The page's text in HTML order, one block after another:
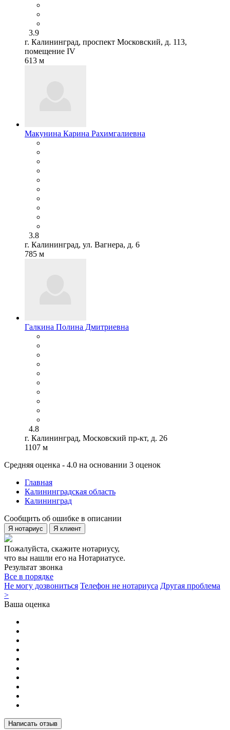
3.9
г. Калининград, проспект Московский, д. 113,
помещение IV
613 м
Макунина Карина Рахимгалиевна
3.8
г. Калининград, ул. Вагнера, д. 6
785 м
Галкина Полина Дмитриевна
4.8
г. Калининград, Московский пр-кт, д. 26
1107 м
Средняя оценка - 4.0 на основании 3 оценок
Главная
Калининградская область
Калининград
Сообщить об ошибке в описании
Я нотариус Я клиент
Пожалуйста, скажите нотариусу,
что вы нашли его на Нотариатусе.
Результат звонка
Все в порядке
Не могу дозвониться Телефон не нотариуса Другая проблема
>
Ваша оценка
Написать отзыв